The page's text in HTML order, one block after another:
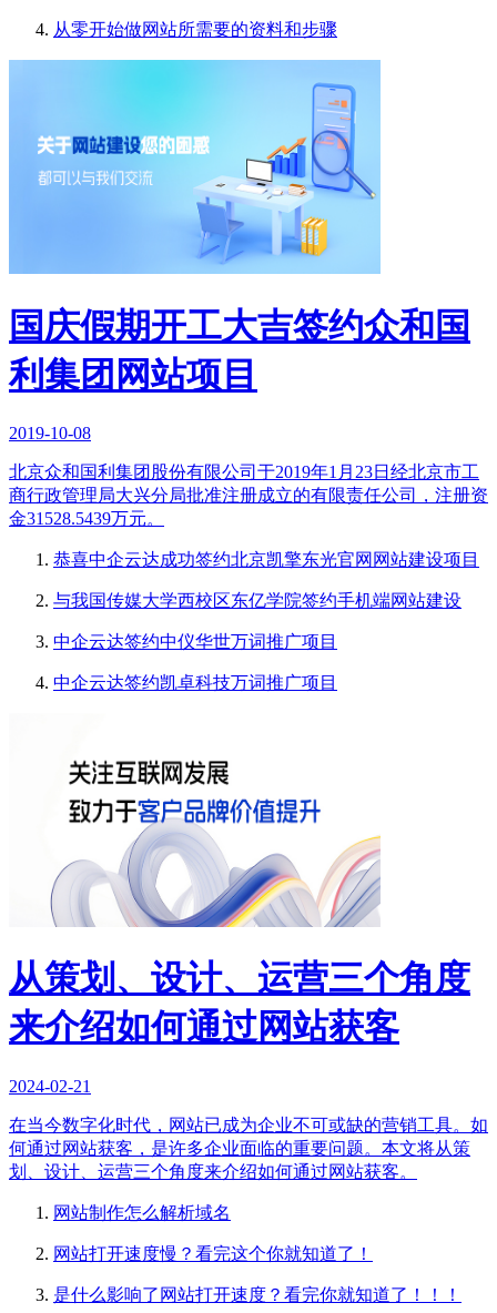
从零开始做网站所需要的资料和步骤
国庆假期开工大吉签约众和国
利集团网站项目
2019-10-08
北京众和国利集团股份有限公司于2019年1月23日经北京市工
商行政管理局大兴分局批准注册成立的有限责任公司，注册资
金31528.5439万元。
恭喜中企云达成功签约北京凯擎东光官网网站建设项目
与我国传媒大学西校区东亿学院签约手机端网站建设
中企云达签约中仪华世万词推广项目
中企云达签约凯卓科技万词推广项目
从策划、设计、运营三个角度
来介绍如何通过网站获客
2024-02-21
在当今数字化时代，网站已成为企业不可或缺的营销工具。如
何通过网站获客，是许多企业面临的重要问题。本文将从策
划、设计、运营三个角度来介绍如何通过网站获客。
网站制作怎么解析域名
网站打开速度慢？看完这个你就知道了！
是什么影响了网站打开速度？看完你就知道了！！！